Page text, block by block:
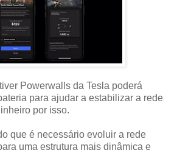
Powerwalls da Tesla poderá
para ajudar a estabilizar a rede
por isso.
que é necessário evoluir a rede
uma estrutura mais dinâmica e